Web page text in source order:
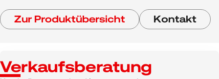
Zur Produktübersicht Kontakt
Verkaufsberatung